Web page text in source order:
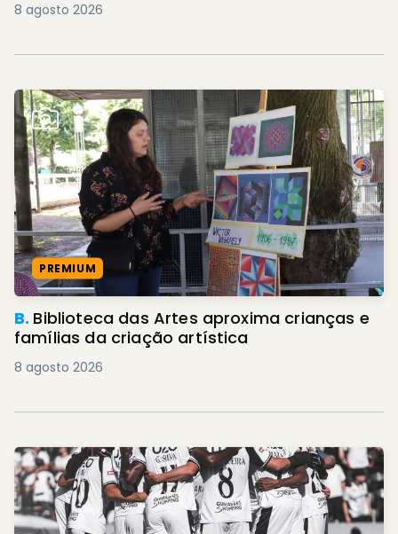
8 agosto 2026
PREMIUM
B. Biblioteca das Artes aproxima crianças e
famílias da criação artística
8 agosto 2026